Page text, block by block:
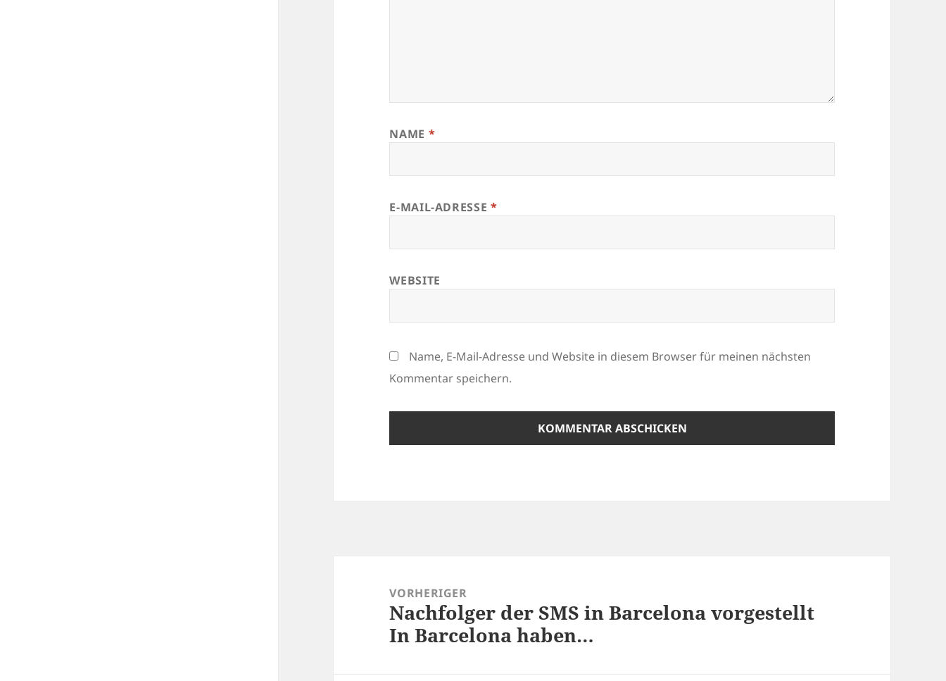
NAME *
E-MAIL-ADRESSE *
WEBSITE
Name, E-Mail-Adresse und Website in diesem Browser für meinen nächsten
Kommentar speichern.
VORHERIGER
Vorheriger
Beitrag:
Nachfolger der SMS in Barcelona vorgestellt
In Barcelona haben…